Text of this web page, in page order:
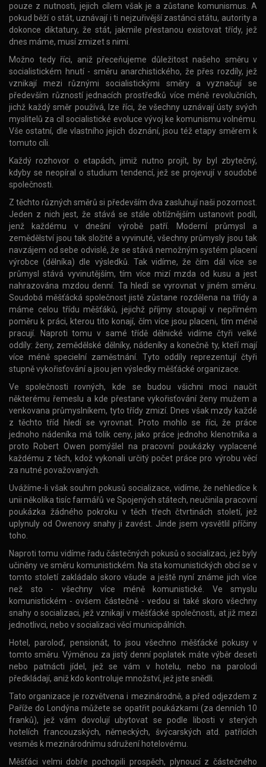
pouze z nutnosti, jejich cílem však je a zůstane komunismus. A
pokud běží o stát, uznávají i ti nejzuřivější zastánci státu, autority a
dokonce diktatury, že stát, jakmile přestanou existovat třídy, jež
dnes máme, musí zmizet s nimi.
Možno tedy říci, aniž přeceňujeme důležitost našeho směru v
socialistickém hnutí - směru anarchistického, že přes rozdíly, jež
vznikají mezi různými socialistickými směry a vyznačují se
především růzností jednacích prostředků více méně revolučních,
jichž každý směr používá, lze říci, že všechny uznávají ústy svých
myslitelů za cíl socialistické evoluce vývoj ke komunismu volnému.
Vše ostatní, dle vlastního jejich doznání, jsou též etapy směrem k
tomuto cíli.
Každý rozhovor o etapách, jimiž nutno projít, by byl zbytečný,
kdyby se neopíral o studium tendencí, jež se projevují v soudobé
společnosti.
Z těchto různých směrů si především dva zasluhují naši pozornost.
Jeden z nich jest, že stává se stále obtížnějším ustanovit podíl,
jenž každému v dnešní výrobě patří. Moderní průmysl a
zemědělství jsou tak složité a vyvinuté, všechny průmysly jsou tak
navzájem od sebe odvislé, že se stává nemožným systém placení
výrobce (dělníka) dle výsledků. Tak vidíme, že čím dál více se
průmysl stává vyvinutějším, tím více mizí mzda od kusu a jest
nahrazována mzdou denní. Ta hledí se vyrovnat v jiném směru.
Soudobá měšťácká společnost jistě zůstane rozdělena na třídy a
máme celou třídu měšťáků, jejichž příjmy stoupají v nepřímém
poměru k práci, kterou tito konají, čím více jsou placeni, tím méně
pracují. Naproti tomu v samé třídě dělnické vidíme čtyři velké
oddíly: ženy, zemědělské dělníky, nádeníky a konečně ty, kteří mají
více méně specielní zaměstnání. Tyto oddíly reprezentují čtyři
stupně vykořisťování a jsou jen výsledky měšťácké organizace.
Ve společnosti rovných, kde se budou všichni moci naučit
některému řemeslu a kde přestane vykořisťování ženy mužem a
venkovana průmyslníkem, tyto třídy zmizí. Dnes však mzdy každé
z těchto tříd hledí se vyrovnat. Proto mohlo se říci, že práce
jednoho nádeníka má tolik ceny, jako práce jednoho klenotníka a
proto Robert Owen pomýšlel na pracovní poukázky vyplacené
každému z těch, kdož vykonali určitý počet práce pro výrobu věcí
za nutné považovaných.
Uvážíme-li však souhrn pokusů socializace, vidíme, že nehledíce k
unii několika tisíc farmářů ve Spojených státech, neučinila pracovní
poukázka žádného pokroku v těch třech čtvrtinách století, jež
uplynuly od Owenovy snahy ji zavést. Jinde jsem vysvětlil příčiny
toho.
Naproti tomu vidíme řadu částečných pokusů o socializaci, jež byly
učiněny ve směru komunistickém. Na sta komunistických obcí se v
tomto století zakládalo skoro všude a ještě nyní známe jich více
než sto - všechny více méně komunistické. Ve smyslu
komunistickém - ovšem částečně - vedou si také skoro všechny
snahy o socializaci, jež vznikají v měšťácké společnosti, at již mezi
jednotlivci, nebo v socializaci věcí municipálních.
Hotel, paroloď, pensionát, to jsou všechno měšťácké pokusy v
tomto směru. Výměnou za jistý denní poplatek máte výběr deseti
nebo patnácti jídel, jež se vám v hotelu, nebo na parolodi
předkládají, aniž kdo kontroluje množství, jež jste snědli.
Tato organizace je rozvětvena i mezinárodně, a před odjezdem z
Paříže do Londýna můžete se opatřit poukázkami (za denních 10
franků), jež vám dovolují ubytovat se podle libosti v sterých
hotelích francouzských, německých, švýcarských atd. patřících
vesměs k mezinárodnímu sdružení hotelovému.
Měšťáci velmi dobře pochopili prospěch, plynoucí z částečného